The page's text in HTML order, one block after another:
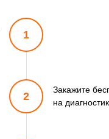
1
2
Закажите
на